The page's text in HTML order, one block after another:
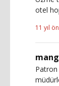
otel
11 yıl